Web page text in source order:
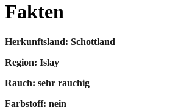
Fakten
Herkunftsland: Schottland
Region: Islay
Rauch: sehr rauchig
Farbstoff: nein